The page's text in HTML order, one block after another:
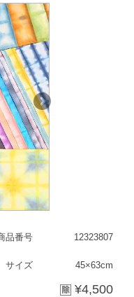
12323807
品番号
45×63cm
サイズ
¥4,500